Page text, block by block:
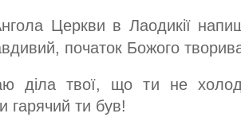
Церкви в Лаодикії
початок Божого
діла твої, що ти не
гарячий ти був!